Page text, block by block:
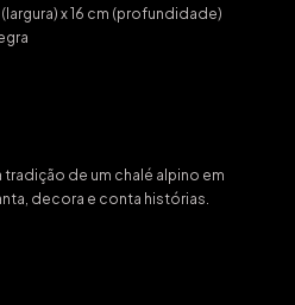
x 16 cm (profundidade)
tradição de um chalé alpino em
decora e conta histórias.